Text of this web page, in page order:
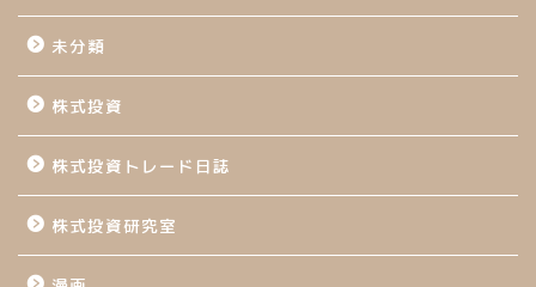
未分類
株式投資
株式投資トレード日誌
株式投資研究室